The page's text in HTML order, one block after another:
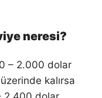
neresi?
– 2.000 dolar
kalırsa